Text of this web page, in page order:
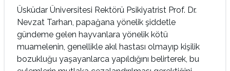
Üsküdar Üniversitesi Rektörü Psikiyatrist Prof. Dr.
Nevzat Tarhan, papağana yönelik şiddetle
gündeme gelen hayvanlara yönelik kötü
muamelenin, genellikle akıl hastası olmayıp kişilik
bozukluğu yaşayanlarca yapıldığını belirterek, bu